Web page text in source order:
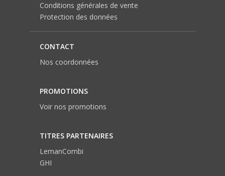
Conditions générales de vente
Protection des données
CONTACT
Nos coordonnées
PROMOTIONS
Voir nos promotions
TITRES PARTENAIRES
LemanCombi
GHI